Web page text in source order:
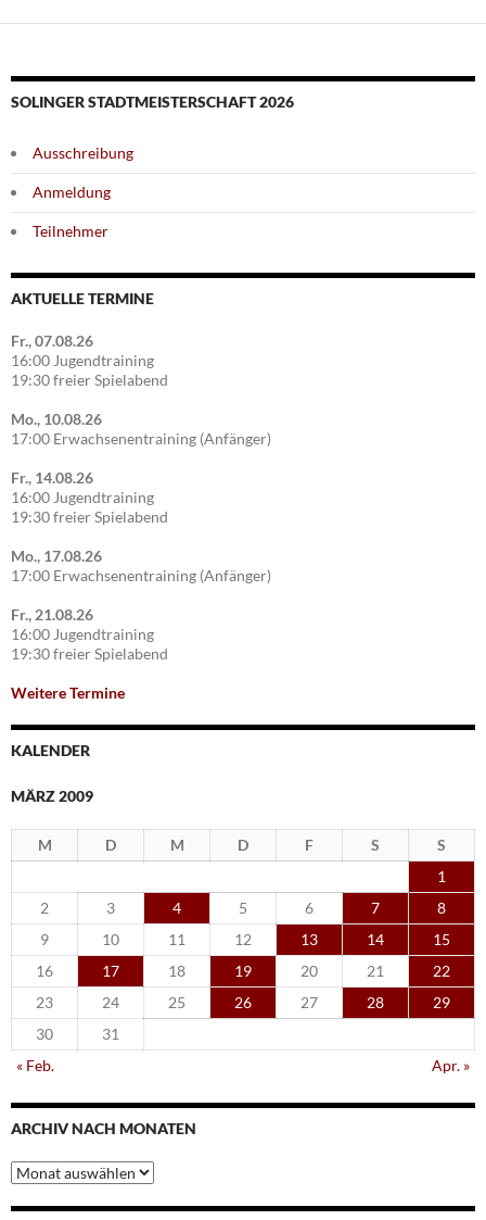
SOLINGER STADTMEISTERSCHAFT 2026
Ausschreibung
Anmeldung
Teilnehmer
AKTUELLE TERMINE
Fr., 07.08.26
16:00 Jugendtraining
19:30 freier Spielabend
Mo., 10.08.26
17:00 Erwachsenentraining (Anfänger)
Fr., 14.08.26
16:00 Jugendtraining
19:30 freier Spielabend
Mo., 17.08.26
17:00 Erwachsenentraining (Anfänger)
Fr., 21.08.26
16:00 Jugendtraining
19:30 freier Spielabend
Weitere Termine
KALENDER
MÄRZ 2009
M D M D F S
S
1
2
3 4 5 6 7
8
9
10 11 12 13 14
15
16
17 18 19 20 21
22
23
24 25 26 27 28
29
30
31
« Feb.
Apr. »
ARCHIV NACH MONATEN
Archiv
nach
Monaten